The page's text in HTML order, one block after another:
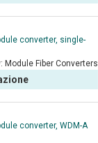
converter, single-
Module Fiber Converters
converter, WDM-A